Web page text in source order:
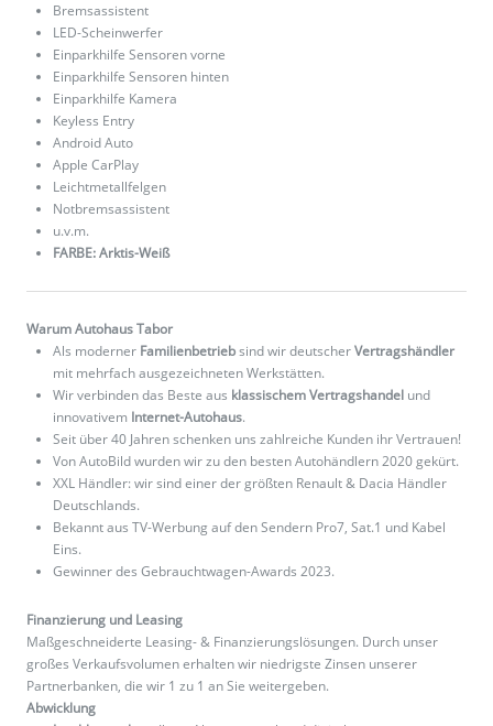
Bremsassistent
LED-Scheinwerfer
Einparkhilfe Sensoren vorne
Einparkhilfe Sensoren hinten
Einparkhilfe Kamera
Keyless Entry
Android Auto
Apple CarPlay
Leichtmetallfelgen
Notbremsassistent
u.v.m.
FARBE: Arktis-Weiß
Warum Autohaus Tabor
Als moderner Familienbetriebsind wir deutscherVertragshändler
mit mehrfach ausgezeichneten Werkstätten.
Wir verbinden das Beste aus klassischem Vertragshandel und
innovativem Internet-Autohaus.
Seit über 40 Jahren schenken uns zahlreiche Kunden ihr Vertrauen!
Von AutoBild wurden wir zu den besten Autohändlern 2020 gekürt.
XXL Händler: wir sind einer der größten Renault & Dacia Händler
Deutschlands.
Bekannt aus TV-Werbung auf den Sendern Pro7, Sat.1 und Kabel
Eins.
Gewinner des Gebrauchtwagen-Awards 2023.
Finanzierung und Leasing
Maßgeschneiderte Leasing- & Finanzierungslösungen. Durch unser
großes Verkaufsvolumen erhalten wir niedrigste Zinsen unserer
Partnerbanken, die wir 1 zu 1 an Sie weitergeben.
Abwicklung